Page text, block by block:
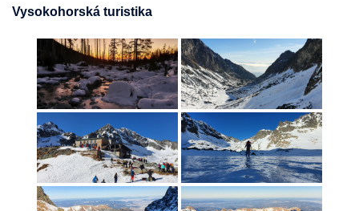
Vysokohorská turistika